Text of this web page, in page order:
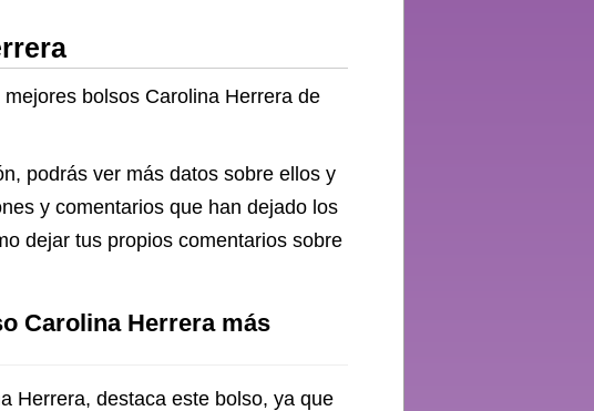
bolsos Carolina Herrera de
podrás ver más datos sobre ellos y
y comentarios que han dejado los
dejar tus propios comentarios sobre
Carolina Herrera más
Herrera, destaca este bolso, ya que